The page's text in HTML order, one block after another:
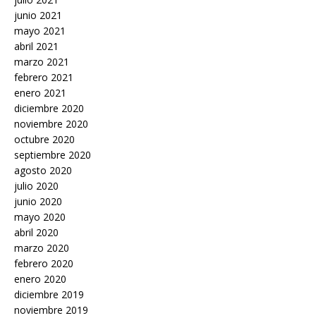
junio 2021
mayo 2021
abril 2021
marzo 2021
febrero 2021
enero 2021
diciembre 2020
noviembre 2020
octubre 2020
septiembre 2020
agosto 2020
julio 2020
junio 2020
mayo 2020
abril 2020
marzo 2020
febrero 2020
enero 2020
diciembre 2019
noviembre 2019